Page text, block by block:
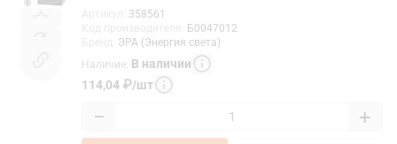
358561
Б0047012
ЭРА (Энергия света)
Наличие: В наличии
114,04 ₽/шт
− +